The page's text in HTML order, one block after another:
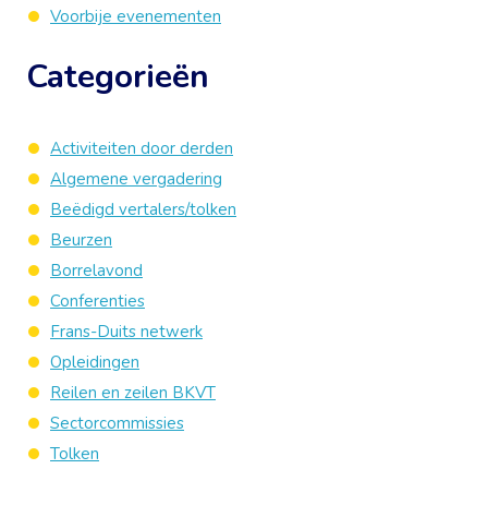
Voorbije evenementen
Categorieën
Activiteiten door derden
Algemene vergadering
Beëdigd vertalers/tolken
Beurzen
Borrelavond
Conferenties
Frans-Duits netwerk
Opleidingen
Reilen en zeilen BKVT
Sectorcommissies
Tolken